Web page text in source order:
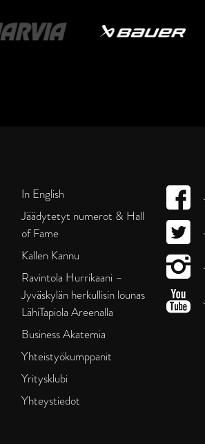
In English
Jäädytetyt numerot & Hall
of Fame
Kallen Kannu
Ravintola Hurrikaani –
Jyväskylän herkullisin lounas
LähiTapiola Areenalla
Business Akatemia
Yhteistyökumppanit
Yritysklubi
Yhteystiedot